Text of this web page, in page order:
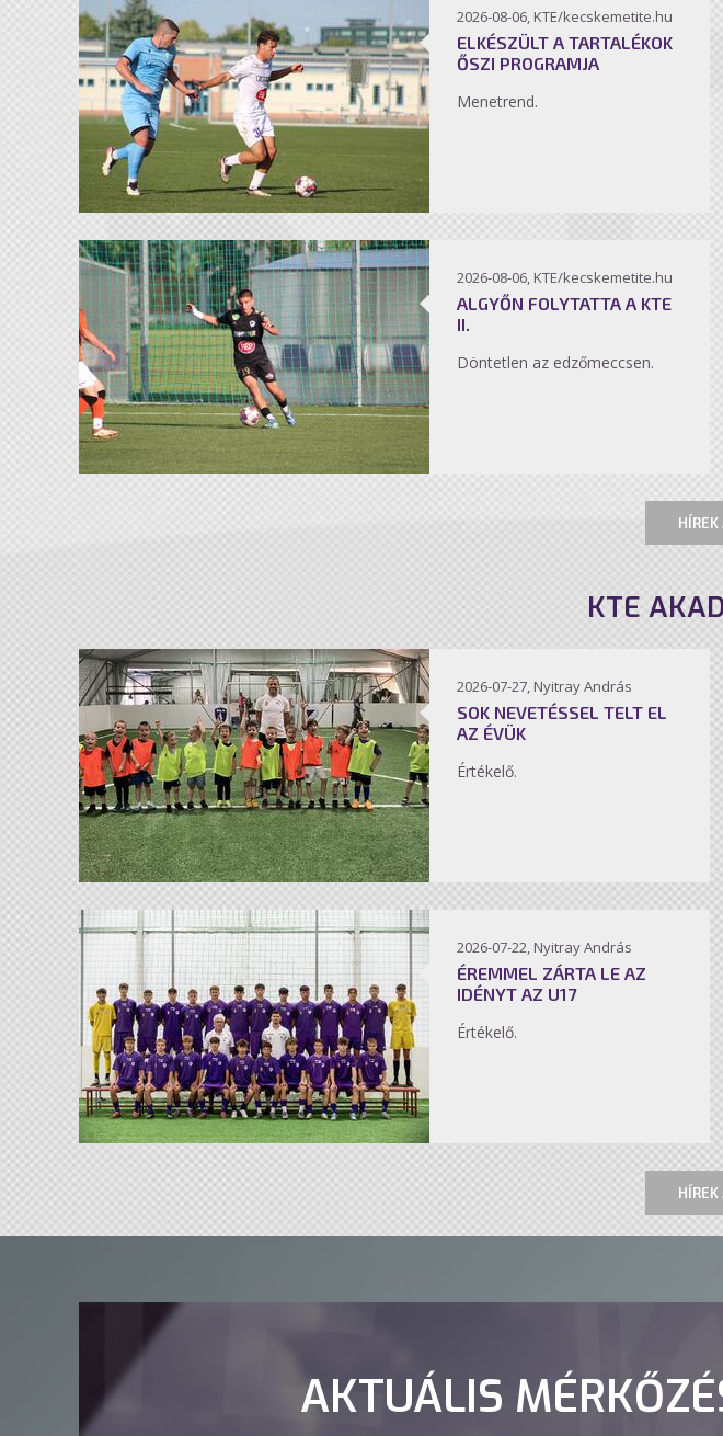
2026-08-06, KTE/kecskemetite.hu
ELKÉSZÜLT A TARTALÉKOK
ŐSZI PROGRAMJA
Menetrend.
2026-08-06, KTE/kecskemetite.hu
ALGYŐN FOLYTATTA A KTE
II.
Döntetlen az edzőmeccsen.
KTE
2026-07-27, Nyitray András
SOK NEVETÉSSEL TELT EL
AZ ÉVÜK
Értékelő.
2026-07-22, Nyitray András
ÉREMMEL ZÁRTA LE AZ
IDÉNYT AZ U17
Értékelő.
AKTUÁLIS